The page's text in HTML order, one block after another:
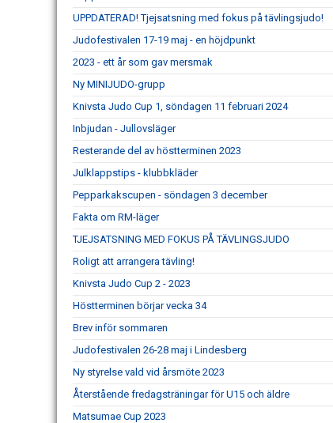
UPPDATERAD! Tjejsatsning med fokus på tävlingsjudo!
Judofestivalen 17-19 maj - en höjdpunkt
2023 - ett år som gav mersmak
Ny MINIJUDO-grupp
Knivsta Judo Cup 1, söndagen 11 februari 2024
Inbjudan - Jullovsläger
Resterande del av höstterminen 2023
Julklappstips - klubbkläder
Pepparkakscupen - söndagen 3 december
Fakta om RM-läger
TJEJSATSNING MED FOKUS PÅ TÄVLINGSJUDO
Roligt att arrangera tävling!
Knivsta Judo Cup 2 - 2023
Höstterminen börjar vecka 34
Brev inför sommaren
Judofestivalen 26-28 maj i Lindesberg
Ny styrelse vald vid årsmöte 2023
Återstående fredagsträningar för U15 och äldre
Matsumae Cup 2023